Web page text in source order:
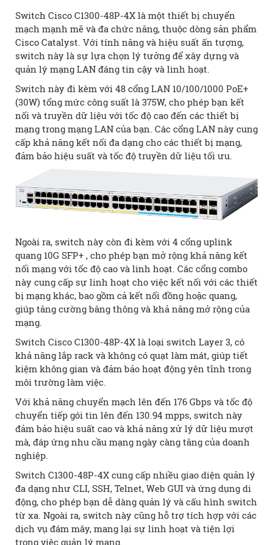
Switch Cisco C1300-48P-4X là một thiết bị chuyển
mạch mạnh mẽ và đa chức năng, thuộc dòng sản phẩm
Cisco Catalyst. Với tính năng và hiệu suất ấn tượng,
switch này là sự lựa chọn lý tưởng để xây dựng và
quản lý mạng LAN đáng tin cậy và linh hoạt.
Switch này đi kèm với 48 cổng LAN 10/100/1000 PoE+
(30W) tổng mức công suất là 375W, cho phép bạn kết
nối và truyền dữ liệu với tốc độ cao đến các thiết bị
mạng trong mạng LAN của bạn. Các cổng LAN này cung
cấp khả năng kết nối đa dạng cho các thiết bị mạng,
đảm bảo hiệu suất và tốc độ truyền dữ liệu tối ưu.
Ngoài ra, switch này còn đi kèm với 4 cổng uplink
quang 10G SFP+ , cho phép bạn mở rộng khả năng kết
nối mạng với tốc độ cao và linh hoạt. Các cổng combo
này cung cấp sự linh hoạt cho việc kết nối với các thiết
bị mạng khác, bao gồm cả kết nối đồng hoặc quang,
giúp tăng cường băng thông và khả năng mở rộng của
mạng.
Switch Cisco C1300-48P-4X là loại switch Layer 3, có
khả năng lắp rack và không có quạt làm mát, giúp tiết
kiệm không gian và đảm bảo hoạt động yên tĩnh trong
môi trường làm việc.
Với khả năng chuyển mạch lên đến 176 Gbps và tốc độ
chuyển tiếp gói tin lên đến 130.94 mpps, switch này
đảm bảo hiệu suất cao và khả năng xử lý dữ liệu mượt
mà, đáp ứng nhu cầu mạng ngày càng tăng của doanh
nghiệp.
Switch C1300-48P-4X cung cấp nhiều giao diện quản lý
đa dạng như CLI, SSH, Telnet, Web GUI và ứng dụng di
động, cho phép bạn dễ dàng quản lý và cấu hình switch
từ xa. Ngoài ra, switch này cũng hỗ trợ tích hợp với các
dịch vụ đám mây, mang lại sự linh hoạt và tiện lợi
trong việc quản lý mạng.